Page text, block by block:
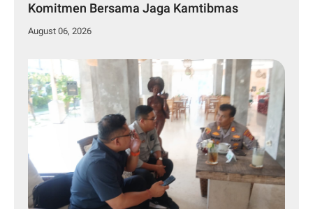
Komitmen Bersama Jaga Kamtibmas
August 06, 2026